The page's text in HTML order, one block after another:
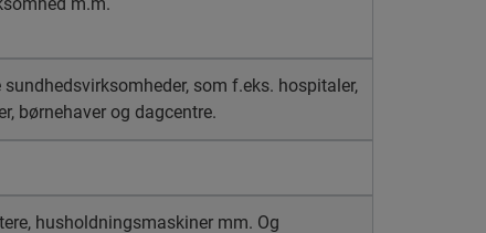
som f.eks. hospitaler,
børnehaver og dagcentre.
husholdningsmaskiner mm. Og